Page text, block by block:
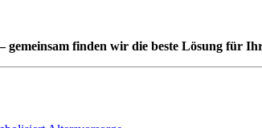
finden wir die beste Lösung für